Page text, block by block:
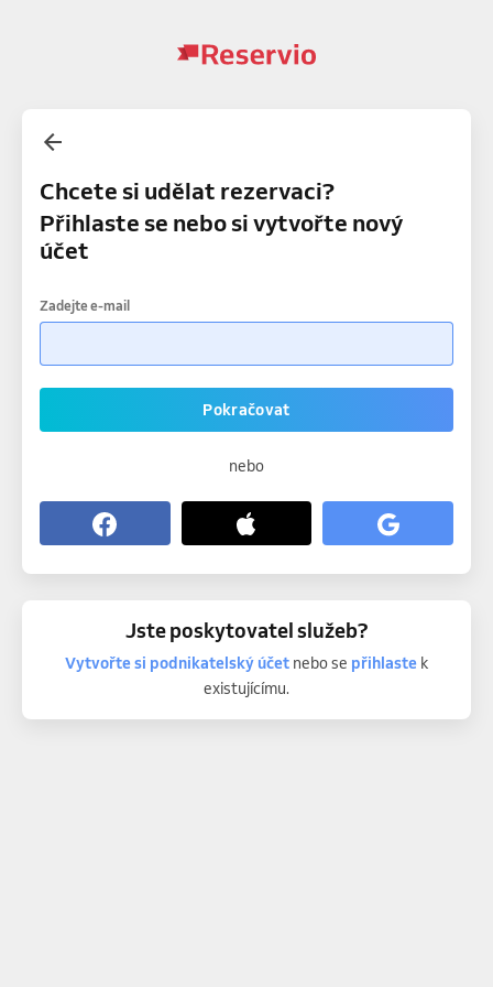
Chcete si udělat rezervaci?
Přihlaste se nebo si vytvořte nový
účet
Zadejte e-mail
Pokračovat
nebo
Jste poskytovatel služeb?
Vytvořte si podnikatelský účetnebo se přihlastek
existujícímu.